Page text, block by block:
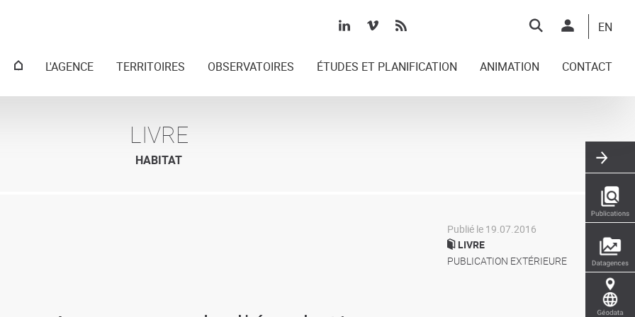
Top
EN
MenuL'AGENCE TERRITOIRES OBSERVATOIRES ÉTUDES ET PLANIFICATION ANIMATION CONTACT
LIVRE
HABITAT
Publié le 19.07.2016
LIVRE
PUBLICATION EXTÉRIEURE